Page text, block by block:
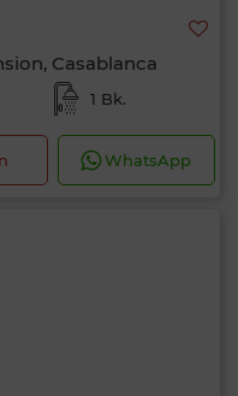
Casablanca
1 Bk.
WhatsApp